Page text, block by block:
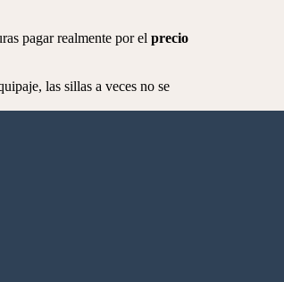
pagar realmente por el precio
las sillas a veces no se